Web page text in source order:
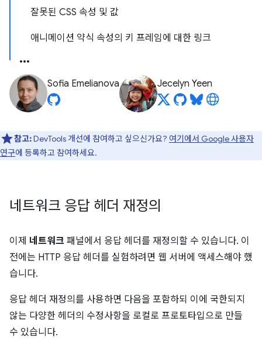
잘못된 CSS 속성 및 값
애니메이션 약식 속성의 키 프레임에 대한 링크
Sofia Emelianova Jecelyn Yeen
참고:DevTools 개선에 참여하고 싶으신가요? 여기에서 Google 사용자
연구에 등록하고 참여하세요.
네트워크 응답 헤더 재정의
이제 네트워크 패널에서 응답 헤더를 재정의할 수 있습니다. 이
전에는 HTTP 응답 헤더를 실험하려면 웹 서버에 액세스해야 했
습니다.
응답 헤더 재정의를 사용하면 다음을 포함하되 이에 국한되지
않는 다양한 헤더의 수정사항을 로컬로 프로토타입으로 만들
수 있습니다.